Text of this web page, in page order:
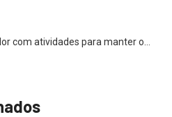
com atividades para manter o…